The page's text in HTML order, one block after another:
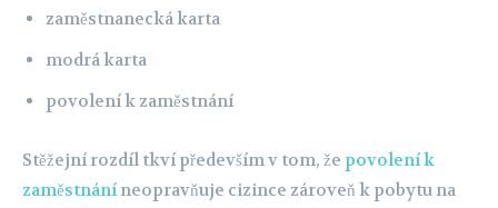
zaměstnanecká karta
modrá karta
povolení k zaměstnání
Stěžejní rozdíl tkví především v tom, že povolení k
zaměstnání neopravňuje cizince zároveň k pobytu na